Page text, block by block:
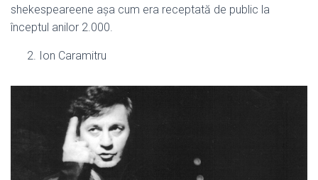
shekespeareene așa cum era receptată de public la
începtul anilor 2.000.
Ion Caramitru